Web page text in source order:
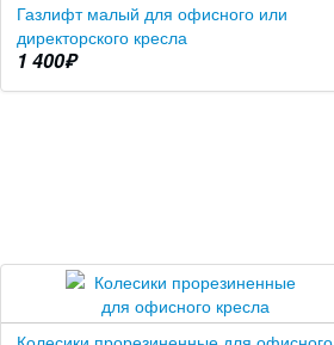
Газлифт малый для офисного или
директорского кресла
1 400₽